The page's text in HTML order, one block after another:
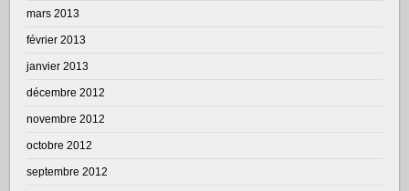
mars 2013
février 2013
janvier 2013
décembre 2012
novembre 2012
octobre 2012
septembre 2012